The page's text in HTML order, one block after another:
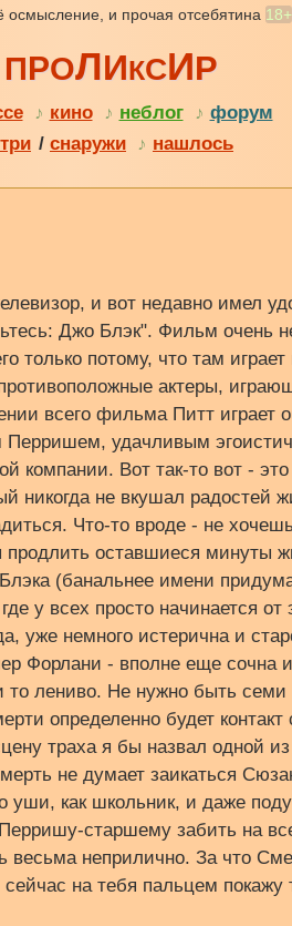
осмысление, и прочая отсебятина 18+
ПРОЛИКСИР
♪ кино ♪ неблог ♪ форум
/ снаружи ♪ нашлось
и вот недавно имел
Джо Блэк". Фильм очень
только потому, что там
актеры,
всего фильма Питт играет
Перришем, удачливым
компании. Вот так-то вот -
никогда не вкушал радостей
Что-то вроде - не
оставшиеся минуты
(банальнее имени
у всех просто начинается
уже немного истерична и
Форлани - вполне еще сочна
то лениво. Не нужно быть
определенно будет контакт
траха я бы назвал одной
не думает заикаться
уши, как школьник, и даже
старшему забить на
весьма неприлично. За что
на тебя пальцем покажу